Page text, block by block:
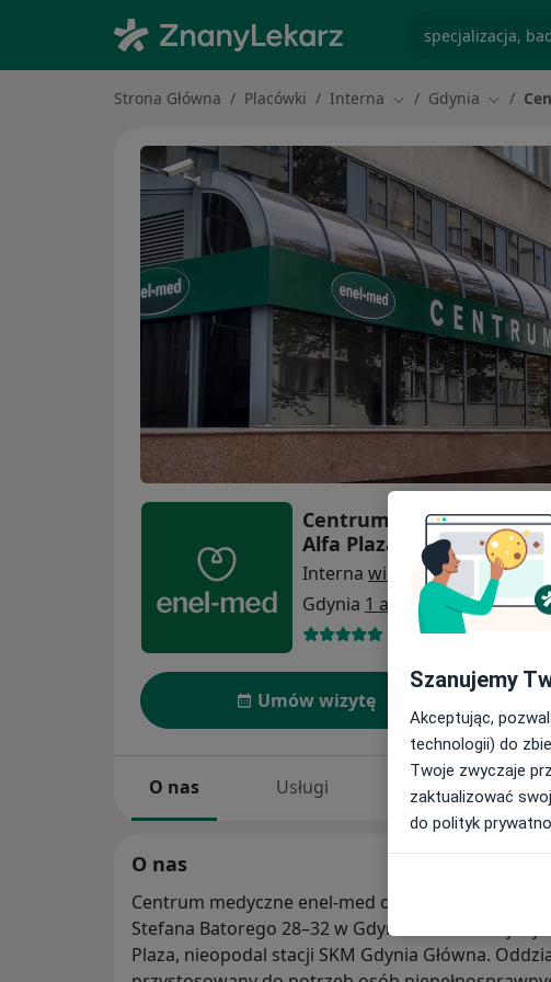
Strona Główna Placówki Interna Zmień miasto
Gdynia Zmień
Centrum Medyczne enel-
Alfa Plaza
Interna więcej
Gdynia 1 adres
308 opinii
Umów wizytę
O nas Usługi Specjaliści
O nas
Centrum medyczne enel-med oddział Alfa Plaza
Stefana Batorego 28–32 w Gdyni. Oddział
Plaza, nieopodal stacji SKM Gdynia Główna.
Szanujemy
Akceptując,
technologii) do
Twoje zwyczaje
zaktualizować
do polityk